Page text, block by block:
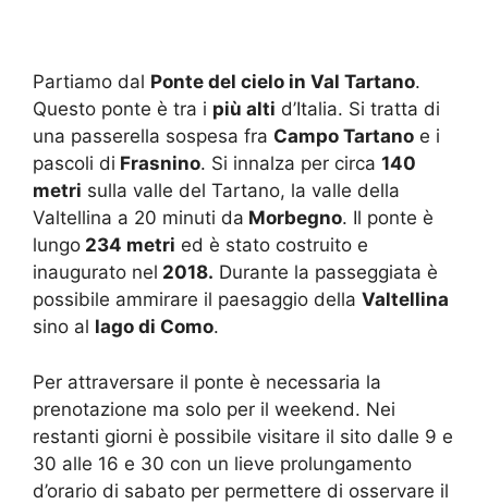
Partiamo dal Ponte del cielo in Val Tartano.
Questo ponte è tra i più alti d’Italia. Si tratta di
una passerella sospesa fra Campo Tartano e i
pascoli di Frasnino. Si innalza per circa 140
metri sulla valle del Tartano, la valle della
Valtellina a 20 minuti da Morbegno. Il ponte è
lungo 234 metri ed è stato costruito e
inaugurato nel 2018. Durante la passeggiata è
possibile ammirare il paesaggio della Valtellina
sino al lago di Como.
Per attraversare il ponte è necessaria la
prenotazione ma solo per il weekend. Nei
restanti giorni è possibile visitare il sito dalle 9 e
30 alle 16 e 30 con un lieve prolungamento
d’orario di sabato per permettere di osservare il